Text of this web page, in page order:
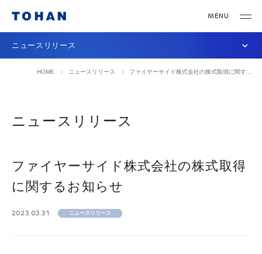
ニュースリリース
HOME ニュースリリース ファイヤーサイド株式会社の株式取得に関す...
ニュースリリース
ファイヤーサイド株式会社の株式取得
に関するお知らせ
2023.03.31 ニュースリリース